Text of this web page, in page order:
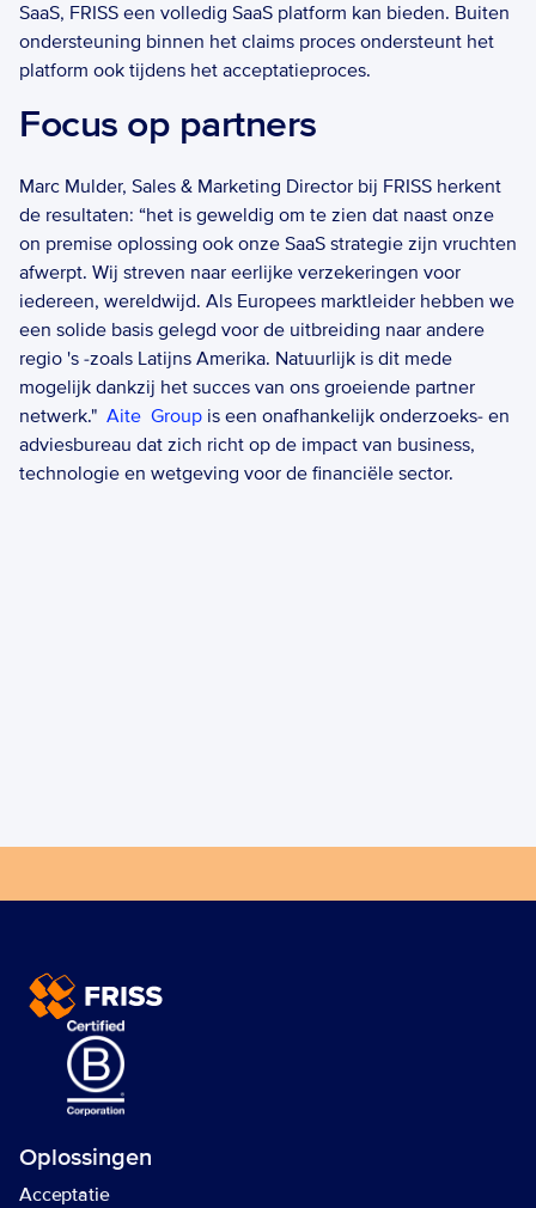
SaaS, FRISS een volledig SaaS platform kan bieden. Buiten
ondersteuning binnen het claims proces ondersteunt het
platform ook tijdens het acceptatieproces.
Focus op partners
Marc Mulder, Sales & Marketing Director bij FRISS herkent
de resultaten: “het is geweldig om te zien dat naast onze
on premise oplossing ook onze SaaS strategie zijn vruchten
afwerpt. Wij streven naar eerlijke verzekeringen voor
iedereen, wereldwijd. Als Europees marktleider hebben we
een solide basis gelegd voor de uitbreiding naar andere
regio 's -zoals Latijns Amerika. Natuurlijk is dit mede
mogelijk dankzij het succes van ons groeiende partner
netwerk." Aite  Group is een onafhankelijk onderzoeks- en
adviesbureau dat zich richt op de impact van business,
technologie en wetgeving voor de financiële sector.
Begin vandaag nog met
uw end-to-end trust
Oplossingen
Acceptatie